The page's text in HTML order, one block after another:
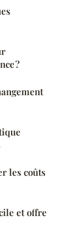
?
les coûts
et offre